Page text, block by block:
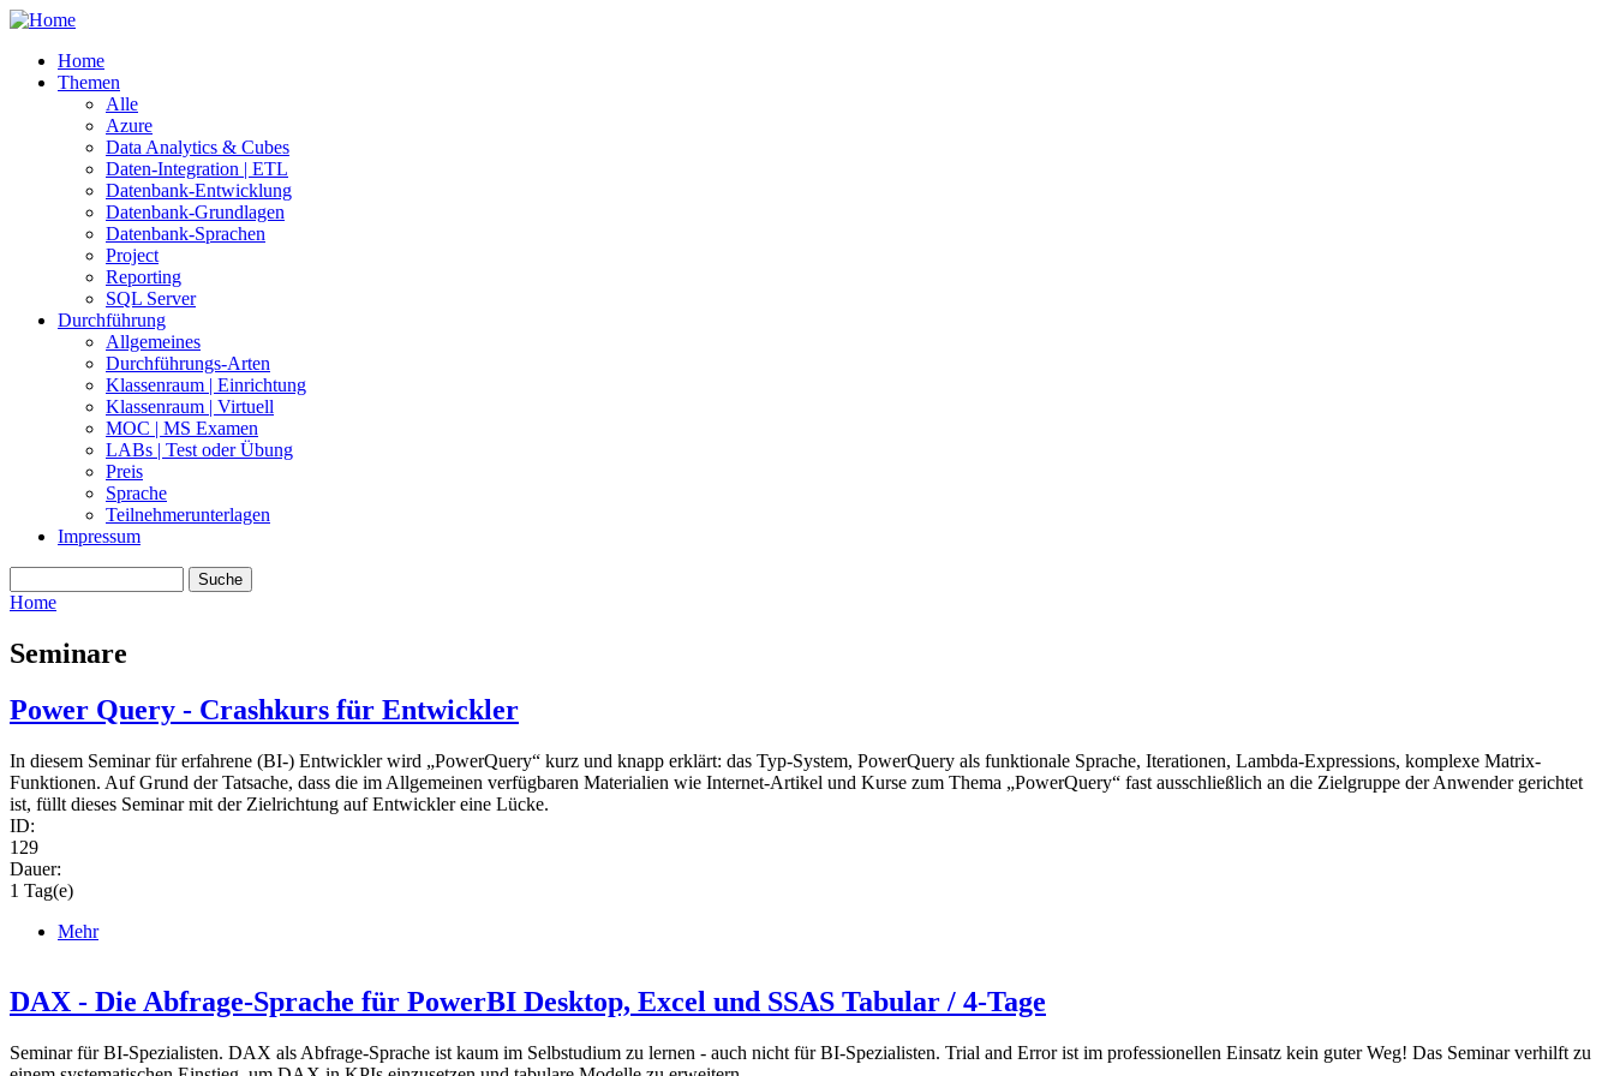
Home
Themen
Alle
Azure
Data Analytics & Cubes
Daten-Integration | ETL
Datenbank-Entwicklung
Datenbank-Grundlagen
Datenbank-Sprachen
Project
Reporting
SQL Server
Durchführung
Allgemeines
Durchführungs-Arten
Klassenraum | Einrichtung
Klassenraum | Virtuell
MOC | MS Examen
LABs | Test oder Übung
Preis
Sprache
Teilnehmerunterlagen
Impressum
Search form
Home
Seminare
Power Query - Crashkurs für Entwickler
In diesem Seminar für erfahrene (BI-) Entwickler wird „PowerQuery“ kurz und knapp erklärt: das Typ-System, PowerQuery als funktionale Sprache, Iterationen, Lambda-Expressions, komplexe Matrix-
Funktionen. Auf Grund der Tatsache, dass die im Allgemeinen verfügbaren Materialien wie Internet-Artikel und Kurse zum Thema „PowerQuery“ fast ausschließlich an die Zielgruppe der Anwender gerichtet
ist, füllt dieses Seminar mit der Zielrichtung auf Entwickler eine Lücke.
ID:
129
Dauer:
1 Tag(e)
Mehr
DAX - Die Abfrage-Sprache für PowerBI Desktop, Excel und SSAS Tabular / 4-Tage
Seminar für BI-Spezialisten. DAX als Abfrage-Sprache ist kaum im Selbstudium zu lernen - auch nicht für BI-Spezialisten. Trial and Error ist im professionellen Einsatz kein guter Weg! Das Seminar verhilft zu